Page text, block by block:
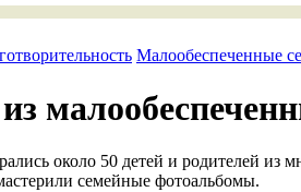
Малообеспеченные
около 50 детей и родителей из
семейные фотоальбомы.